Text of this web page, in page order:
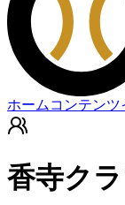
ホーム コンテンツ
香寺ク